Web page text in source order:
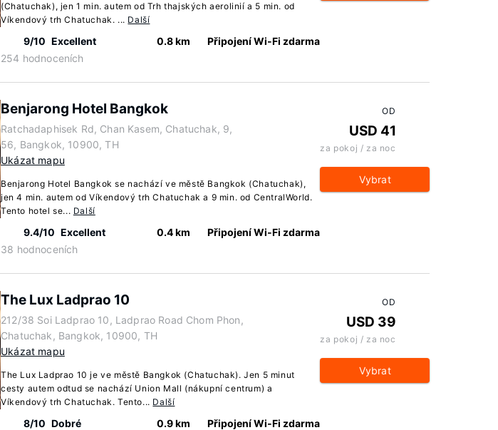
(Chatuchak), jen 1 min. autem od Trh thajských aerolinií a 5 min. od
Víkendový trh Chatuchak. ... Další
9/10 Excellent
254 hodnoceních
0.8 km Připojení Wi-Fi zdarma
Benjarong Hotel Bangkok
Ratchadaphisek Rd, Chan Kasem, Chatuchak, 9,
56, Bangkok, 10900, TH
Ukázat mapu
Benjarong Hotel Bangkok se nachází ve městě Bangkok (Chatuchak),
jen 4 min. autem od Víkendový trh Chatuchak a 9 min. od CentralWorld.
Tento hotel se... Další
9.4/10 Excellent
38 hodnoceních
0.4 km Připojení Wi-Fi zdarma
OD
USD 41
za pokoj / za noc
Vybrat
The Lux Ladprao 10
212/38 Soi Ladprao 10, Ladprao Road Chom Phon,
Chatuchak, Bangkok, 10900, TH
Ukázat mapu
The Lux Ladprao 10 je ve městě Bangkok (Chatuchak). Jen 5 minut
cesty autem odtud se nachází Union Mall (nákupní centrum) a
Víkendový trh Chatuchak. Tento... Další
8/10 Dobré
0.9 km Připojení Wi-Fi zdarma
OD
USD 39
za pokoj / za noc
Vybrat